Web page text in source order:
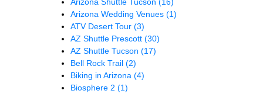
Arizona Wedding Venues (1)
ATV Desert Tour (3)
AZ Shuttle Prescott (30)
AZ Shuttle Tucson (17)
Bell Rock Trail (2)
Biking in Arizona (4)
Biosphere 2 (1)